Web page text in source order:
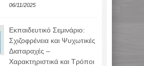
06/11/2025
Εκπαιδευτικό Σεμινάριο:
Σχιζοφρένεια και Ψυχωτικές
Διαταραχές –
Χαρακτηριστικά και Τρόποι